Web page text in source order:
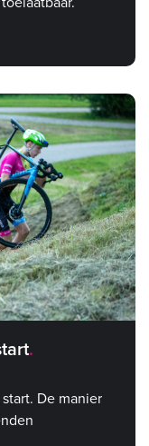
De manier